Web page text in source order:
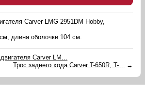
Carver LMG-2951DM Hobby,
длина оболочки 104 см.
Carver LM...
Трос заднего хода Carver T-650R, T-... →